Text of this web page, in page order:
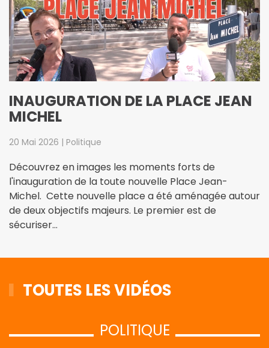
INAUGURATION DE LA PLACE JEAN
MICHEL
20 Mai 2026 | Politique
Découvrez en images les moments forts de
l'inauguration de la toute nouvelle Place Jean-
Michel. Cette nouvelle place a été aménagée autour
de deux objectifs majeurs. Le premier est de
sécuriser…
TOUTES LES VIDÉOS
POLITIQUE